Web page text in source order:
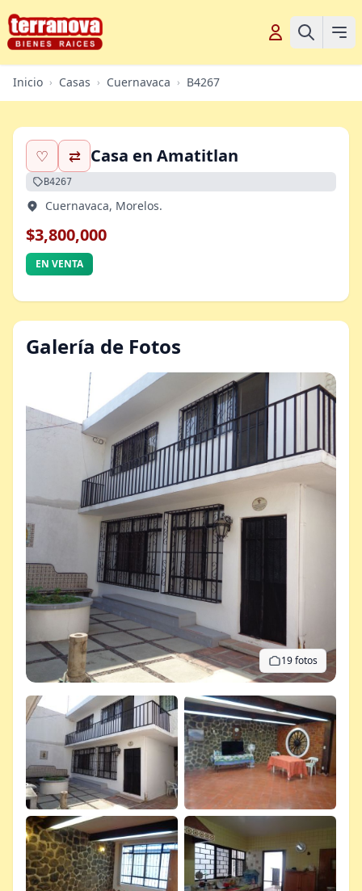
Inicio › Casas › Cuernavaca › B4267
♡ ⇄ Casa en Amatitlan
B4267
Cuernavaca, Morelos.
$3,800,000
EN VENTA
Galería de Fotos
19 fotos